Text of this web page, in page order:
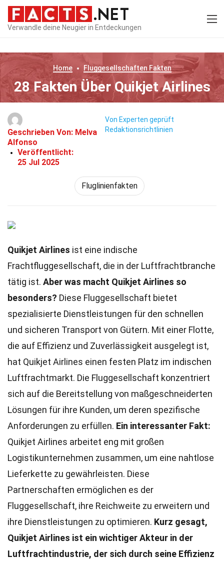
Verwandle deine Neugier in Entdeckungen
Home Fluggesellschaften Fakten
28 Fakten Über Quikjet Airlines
Geschrieben Von: Melva
Alfonso
Veröffentlicht:
25 Jul 2025
Von Experten geprüft
Redaktionsrichtlinien
Fluglinienfakten
Quikjet Airlines ist eine indische
Frachtfluggesellschaft, die in der Luftfrachtbranche
tätig ist. Aber was macht Quikjet Airlines so
besonders? Diese Fluggesellschaft bietet
spezialisierte Dienstleistungen für den schnellen
und sicheren Transport von Gütern. Mit einer Flotte,
die auf Effizienz und Zuverlässigkeit ausgelegt ist,
hat Quikjet Airlines einen festen Platz im indischen
Luftfrachtmarkt. Die Fluggesellschaft konzentriert
sich auf die Bereitstellung von maßgeschneiderten
Lösungen für ihre Kunden, um deren spezifische
Anforderungen zu erfüllen. Ein interessanter Fakt:
Quikjet Airlines arbeitet eng mit großen
Logistikunternehmen zusammen, um eine nahtlose
Lieferkette zu gewährleisten. Diese
Partnerschaften ermöglichen es der
Fluggesellschaft, ihre Reichweite zu erweitern und
ihre Dienstleistungen zu optimieren. Kurz gesagt,
Quikjet Airlines ist ein wichtiger Akteur in der
Luftfrachtindustrie, der sich durch seine Effizienz